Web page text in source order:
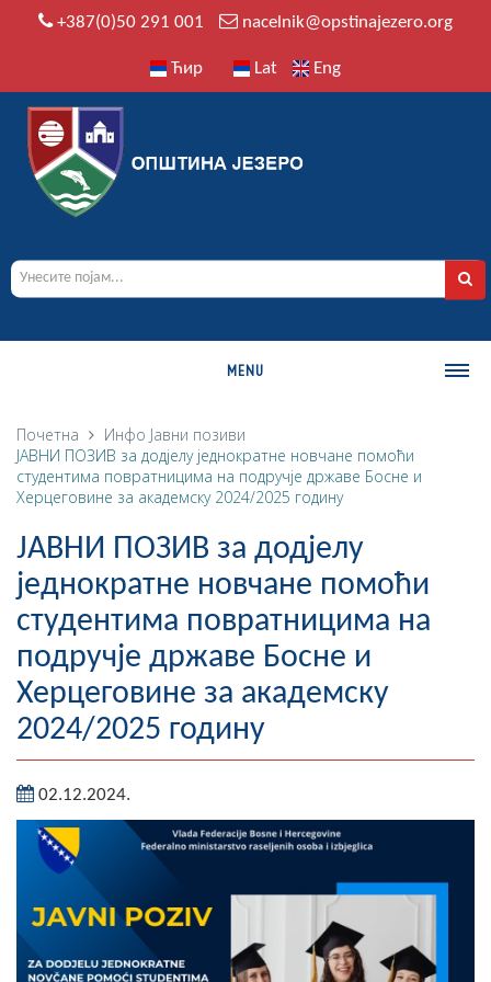
+387(0)50 291 001 nacelnik@opstinajezero.org
Ћир Lat Eng
MENU
О ОПШТИНИ
Историја
Насељена мјеста
Занимљивости
Фотогалерија
НАЧЕЛНИК
О Начелнику
Замјеник начелника
Извјештај о раду начелника
СКУПШТИНА
Статут Општине
Почетна Инфо Јавни позиви
ЈАВНИ ПОЗИВ за додјелу једнократне новчане помоћи
студентима повратницима на подручје државе Босне и
Херцеговине за академску 2024/2025 годину
ЈАВНИ ПОЗИВ за додјелу
једнократне новчане помоћи
студентима повратницима на
подручје државе Босне и
Херцеговине за академску
2024/2025 годину
02.12.2024.